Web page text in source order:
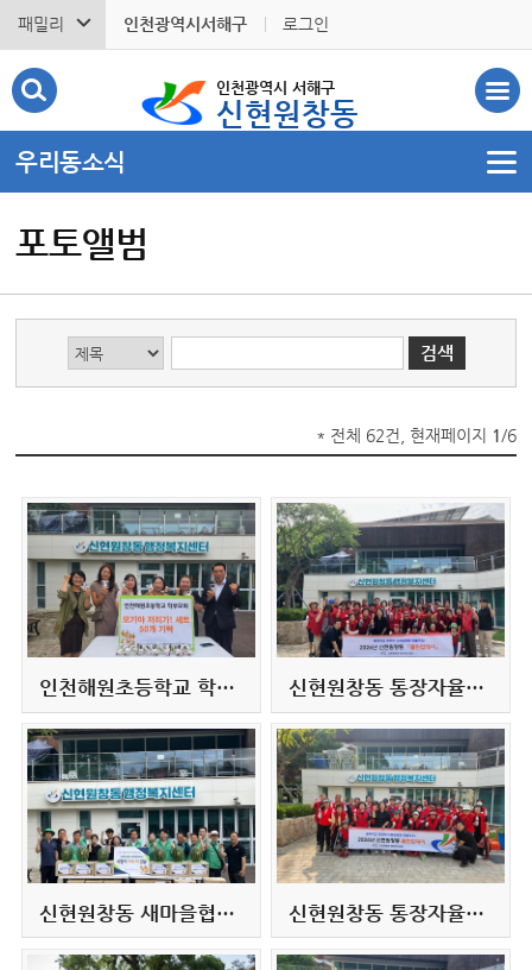
패밀리 인천광역시서해구 로그인
인천광역시 서해구
신현원창동
우리동소식
포토앨범
* 전체 62건, 현재페이지 1/6
인천해원초등학교 학부모회, 어르신들의 건강한 여름나기 지원 '모기기피제 기탁식' 행사 개최(2026.7.23.) 신현원창동 통장자율회, 집중호우 대비 집수받이 정비 등 클린업데이 실시(2026.7.16.)
신현원창동 새마을협의회, 관내 경로당에 '사랑의 커피·차 전달식' 행사 개최(2026.7.14.) 신현원창동 통장자율회, 하절기 악취 근절 클린업데이 실시(2026.6.15.)